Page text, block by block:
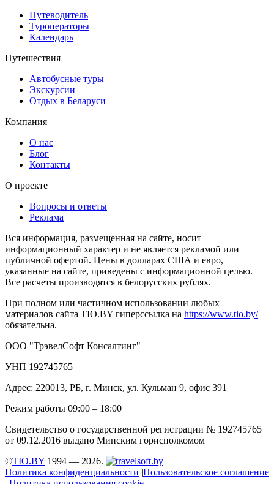
Путеводитель
Туроператоры
Календарь
Путешествия
Автобусные туры
Экскурсии
Отдых в Беларуси
Компания
О нас
Блог
Контакты
О проекте
Вопросы и ответы
Реклама
Вся информация, размещенная на сайте, носит
информационный характер и не является рекламой или
публичной офертой. Цены в долларах США и евро,
указанные на сайте, приведены с информационной целью.
Все расчеты производятся в белорусских рублях.
При полном или частичном использовании любых
материалов сайта TIO.BY гиперссылка на https://www.tio.by/
обязательна.
ООО "ТрэвелСофт Консалтинг"
УНП 192745765
Адрес: 220013, РБ, г. Минск, ул. Кульман 9, офис 391
Режим работы 09:00 – 18:00
Свидетельство о государственной регистрации № 192745765
от 09.12.2016 выдано Минским горисполкомом
©TIO.BY 1994 — 2026.
Политика конфиденциальности |Пользовательское соглашение